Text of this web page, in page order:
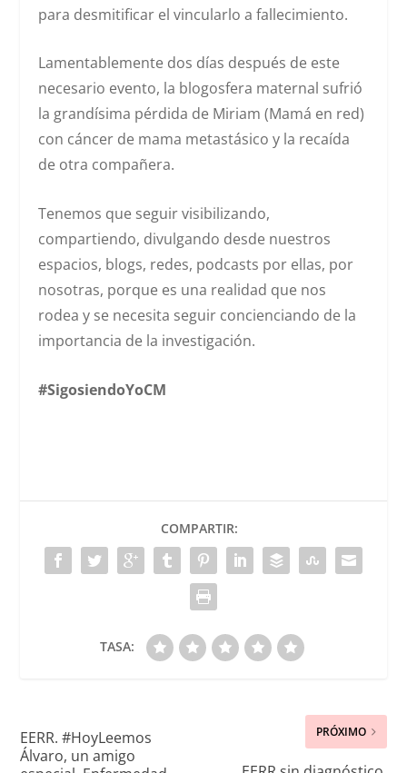
para desmitificar el vincularlo a fallecimiento.
Lamentablemente dos días después de este
necesario evento, la blogosfera maternal sufrió
la grandísima pérdida de Miriam (Mamá en red)
con cáncer de mama metastásico y la recaída
de otra compañera.
Tenemos que seguir visibilizando,
compartiendo, divulgando desde nuestros
espacios, blogs, redes, podcasts por ellas, por
nosotras, porque es una realidad que nos
rodea y se necesita seguir concienciando de la
importancia de la investigación.
#SigosiendoYoCM
COMPARTIR:
TASA:
EERR. #HoyLeemos
Álvaro, un amigo
PRÓXIMO